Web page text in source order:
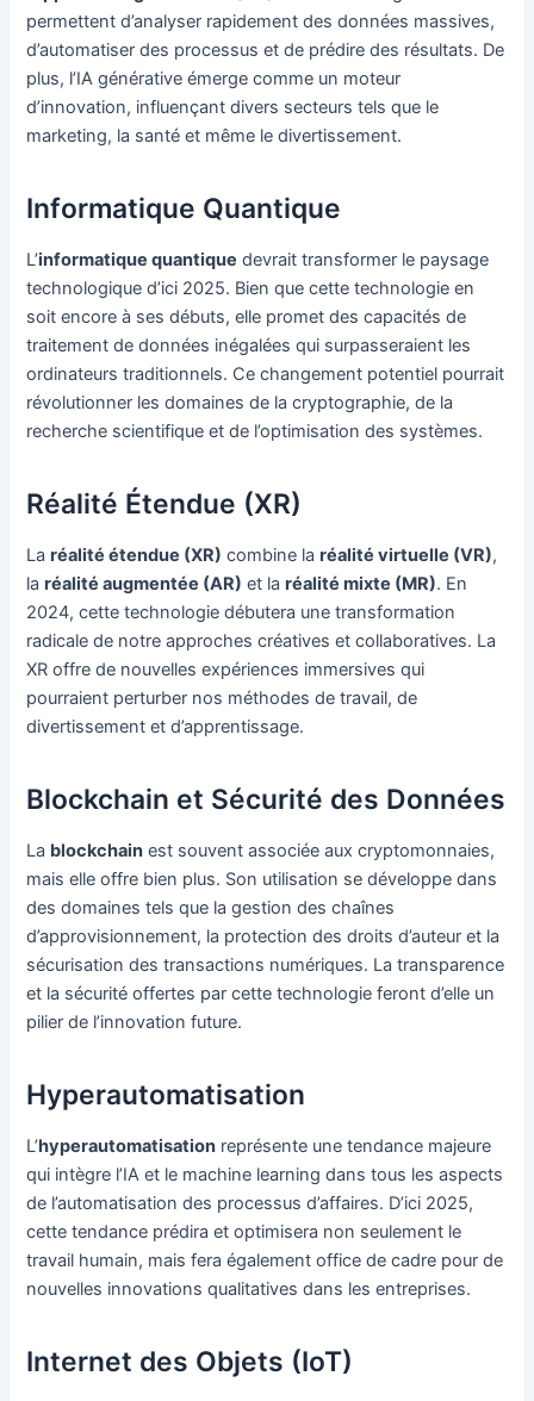
permettent d’analyser rapidement des données massives,
d’automatiser des processus et de prédire des résultats. De
plus, l’IA générative émerge comme un moteur
d’innovation, influençant divers secteurs tels que le
marketing, la santé et même le divertissement.
Informatique Quantique
L’informatique quantique devrait transformer le paysage
technologique d’ici 2025. Bien que cette technologie en
soit encore à ses débuts, elle promet des capacités de
traitement de données inégalées qui surpasseraient les
ordinateurs traditionnels. Ce changement potentiel pourrait
révolutionner les domaines de la cryptographie, de la
recherche scientifique et de l’optimisation des systèmes.
Réalité Étendue (XR)
Laréalité étendue (XR) combine laréalité virtuelle (VR),
laréalité augmentée (AR) et laréalité mixte (MR). En
2024, cette technologie débutera une transformation
radicale de notre approches créatives et collaboratives. La
XR offre de nouvelles expériences immersives qui
pourraient perturber nos méthodes de travail, de
divertissement et d’apprentissage.
Blockchain et Sécurité des Données
La blockchain est souvent associée aux cryptomonnaies,
mais elle offre bien plus. Son utilisation se développe dans
des domaines tels que la gestion des chaînes
d’approvisionnement, la protection des droits d’auteur et la
sécurisation des transactions numériques. La transparence
et la sécurité offertes par cette technologie feront d’elle un
pilier de l’innovation future.
Hyperautomatisation
L’hyperautomatisation représente une tendance majeure
qui intègre l’IA et le machine learning dans tous les aspects
de l’automatisation des processus d’affaires. D’ici 2025,
cette tendance prédira et optimisera non seulement le
travail humain, mais fera également office de cadre pour de
nouvelles innovations qualitatives dans les entreprises.
Internet des Objets (IoT)